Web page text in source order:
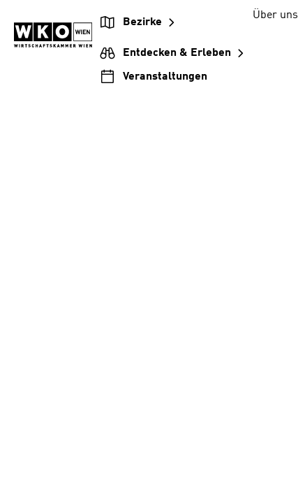
Inhalt
springen
Hauptnavigation
springen
Footer
springen
Bezirke
Entdecken & Erleben
Veranstaltungen
Über uns